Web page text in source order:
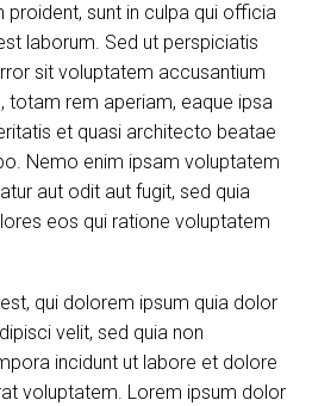
sunt in culpa qui officia
laborum. Sed ut perspiciatis
sit voluptatem accusantium
totam rem aperiam, eaque ipsa
et quasi architecto beatae
Nemo enim ipsam voluptatem
aut odit aut fugit, sed quia
eos qui ratione voluptatem
qui dolorem ipsum quia dolor
velit, sed quia non
incidunt ut labore et dolore
voluptatem. Lorem ipsum dolor